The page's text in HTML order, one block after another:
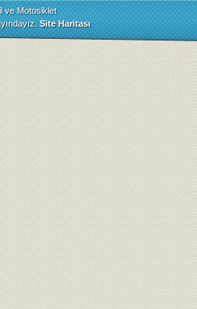
ve Motosiklet
Site Haritası